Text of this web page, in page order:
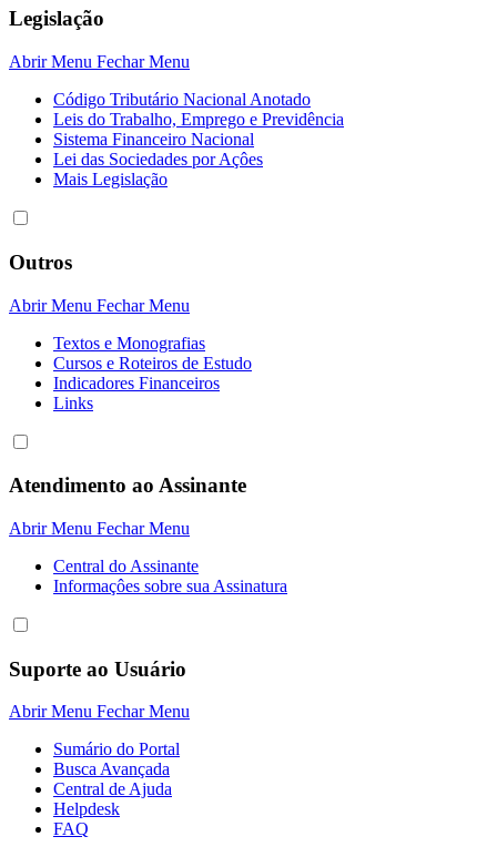
Legislação
Abrir Menu Fechar Menu
Código Tributário Nacional Anotado
Leis do Trabalho, Emprego e Previdência
Sistema Financeiro Nacional
Lei das Sociedades por Açôes
Mais Legislação
Outros
Abrir Menu Fechar Menu
Textos e Monografias
Cursos e Roteiros de Estudo
Indicadores Financeiros
Links
Atendimento ao Assinante
Abrir Menu Fechar Menu
Central do Assinante
Informaçôes sobre sua Assinatura
Suporte ao Usuário
Abrir Menu Fechar Menu
Sumário do Portal
Busca Avançada
Central de Ajuda
Helpdesk
FAQ